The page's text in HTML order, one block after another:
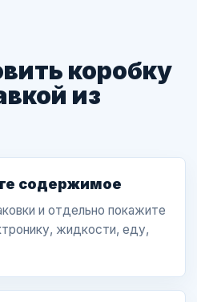
коробку
из
содержимое
и отдельно покажите
жидкости, еду,